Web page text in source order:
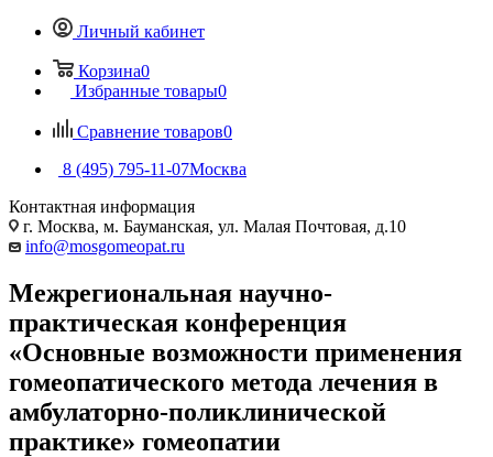
Личный кабинет
Корзина0
Избранные товары0
Сравнение товаров0
8 (495) 795-11-07Москва
Контактная информация
г. Москва, м. Бауманская, ул. Малая Почтовая, д.10
info@mosgomeopat.ru
Межрегиональная научно-
практическая конференция
«Основные возможности применения
гомеопатического метода лечения в
амбулаторно-поликлинической
практике» гомеопатии